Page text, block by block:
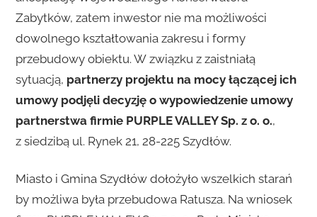
Zabytków, zatem inwestor nie ma możliwości
dowolnego kształtowania zakresu i formy
przebudowy obiektu. W związku z zaistniałą
sytuacją, partnerzy projektu na mocy łączącej ich
umowy podjęli decyzję o wypowiedzenie umowy
partnerstwa firmie PURPLE VALLEY Sp. z o. o.,
z siedzibą ul. Rynek 21, 28-225 Szydłów.
Miasto i Gmina Szydłów dołożyło wszelkich starań
by możliwa była przebudowa Ratusza. Na wniosek